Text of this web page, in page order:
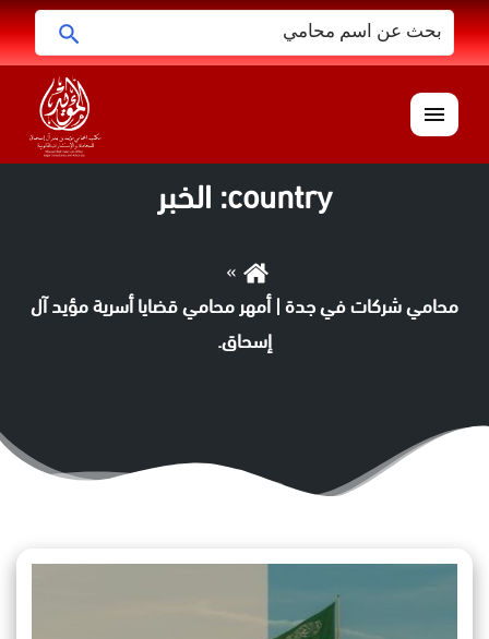
البحث
عن:
القائمة
country: الخبر
محامي شركات في جدة | أمهر محامي قضايا أسرية مؤيد آل
إسحاق.